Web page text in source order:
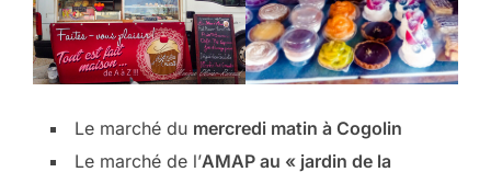
Le marché du mercredi matin à Cogolin
Le marché de l’AMAP au « jardin de la